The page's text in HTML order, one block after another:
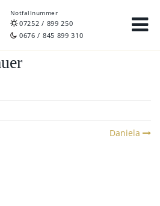
Notfallnummer
07252 / 899 250
0676 / 845 899 310
Daniela